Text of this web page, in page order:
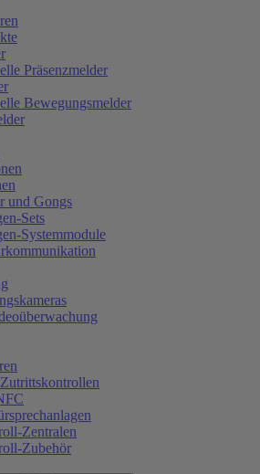
Präsenzmelder
Bewegungsmelder
und Gongs
Sets
Systemmodule
Zentralen
Zubehör